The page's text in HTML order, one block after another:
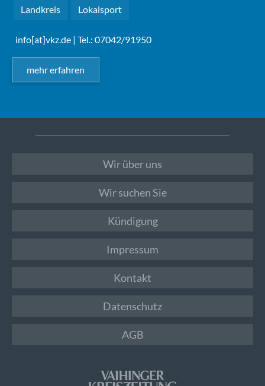
Landkreis Lokalsport
info[at]vkz.de | Tel.: 07042/91950
mehr erfahren
Wir über uns
Wir suchen Sie
Kündigung
Impressum
Kontakt
Datenschutz
AGB